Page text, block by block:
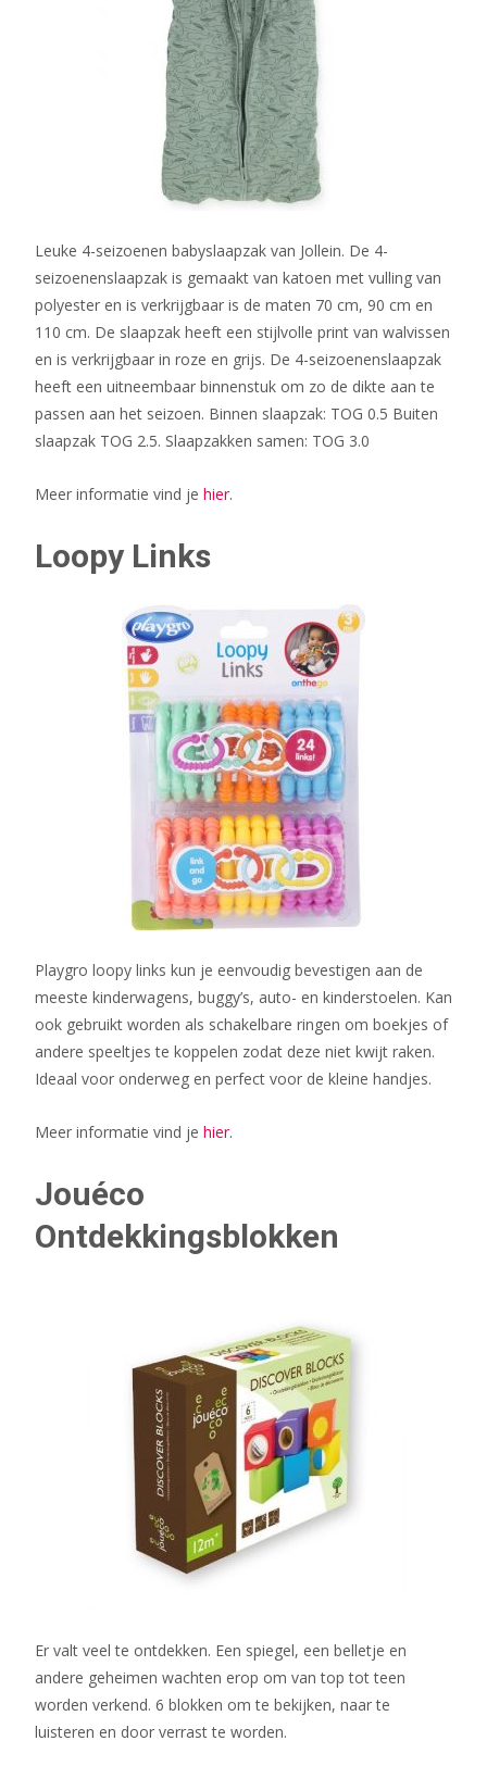
Leuke 4-seizoenen babyslaapzak van Jollein. De 4-
seizoenenslaapzak is gemaakt van katoen met vulling van
polyester en is verkrijgbaar is de maten 70 cm, 90 cm en
110 cm. De slaapzak heeft een stijlvolle print van walvissen
en is verkrijgbaar in roze en grijs. De 4-seizoenenslaapzak
heeft een uitneembaar binnenstuk om zo de dikte aan te
passen aan het seizoen. Binnen slaapzak: TOG 0.5 Buiten
slaapzak TOG 2.5. Slaapzakken samen: TOG 3.0
Meer informatie vind je hier.
Loopy Links
Playgro loopy links kun je eenvoudig bevestigen aan de
meeste kinderwagens, buggy’s, auto- en kinderstoelen. Kan
ook gebruikt worden als schakelbare ringen om boekjes of
andere speeltjes te koppelen zodat deze niet kwijt raken.
Ideaal voor onderweg en perfect voor de kleine handjes.
Meer informatie vind je hier.
Jouéco
Ontdekkingsblokken
Er valt veel te ontdekken. Een spiegel, een belletje en
andere geheimen wachten erop om van top tot teen
worden verkend. 6 blokken om te bekijken, naar te
luisteren en door verrast te worden.